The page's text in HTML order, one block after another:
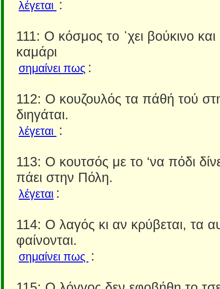
λέγεται :
111: Ο κόσμος το ᾿χει βούκινο και
καμάρι
σημαίνει πως :
112: Ο κουζουλός τα πάθή τού
διηγάται.
λέγεται :
113: Ο κουτσός με το ‘να πόδι
πάει στην Πόλη.
λέγεται :
114: Ο λαγός κι αν κρύβεται, τα
φαίνονται.
σημαίνει πως :